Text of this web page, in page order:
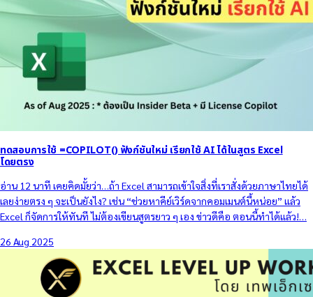
ทดสอบการใช้ =COPILOT() ฟังก์ชันใหม่ เรียกใช้ AI ได้ในสูตร Excel
โดยตรง
อ่าน 12 นาที เคยคิดมั้ยว่า…ถ้า Excel สามารถเข้าใจสิ่งที่เราสั่งด้วยภาษาไทยได้
เลยง่ายตรง ๆ จะเป็นยังไง? เช่น “ช่วยหาคีย์เวิร์ดจากคอมเมนต์นี้หน่อย” แล้ว
Excel ก็จัดการให้ทันที ไม่ต้องเขียนสูตรยาว ๆ เอง ข่าวดีคือ ตอนนี้ทำได้แล้ว!…
26 Aug 2025